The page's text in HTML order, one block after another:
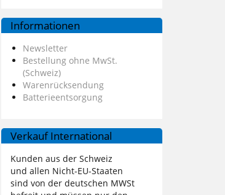
Informationen
Newsletter
Bestellung ohne MwSt.
(Schweiz)
Warenrücksendung
Batterieentsorgung
Verkauf International
Kunden aus der Schweiz
und allen Nicht-EU-Staaten
sind von der deutschen MWSt